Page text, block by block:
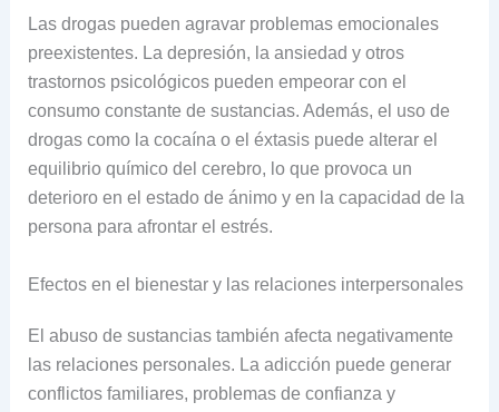
Las drogas pueden agravar problemas emocionales
preexistentes. La depresión, la ansiedad y otros
trastornos psicológicos pueden empeorar con el
consumo constante de sustancias. Además, el uso de
drogas como la cocaína o el éxtasis puede alterar el
equilibrio químico del cerebro, lo que provoca un
deterioro en el estado de ánimo y en la capacidad de la
persona para afrontar el estrés.
Efectos en el bienestar y las relaciones interpersonales
El abuso de sustancias también afecta negativamente
las relaciones personales. La adicción puede generar
conflictos familiares, problemas de confianza y